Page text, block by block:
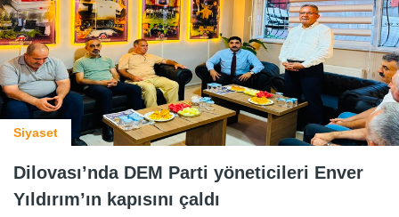
Siyaset
Dilovası’nda DEM Parti yöneticileri Enver
Yıldırım’ın kapısını çaldı